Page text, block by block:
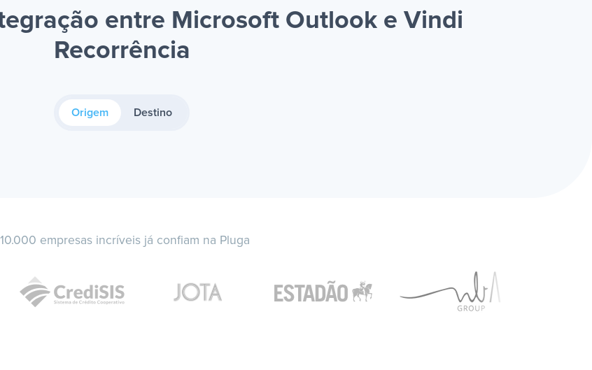
entre Microsoft Outlook e Vindi
Recorrência
Origem Destino
empresas incríveis já confiam na Pluga